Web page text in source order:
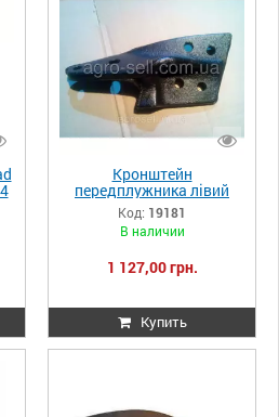
Кронштейн
передплужника лівий
GREGOIRE BESSON 19181
Код: 19181
В наличии
1 127,00 грн.
Купить